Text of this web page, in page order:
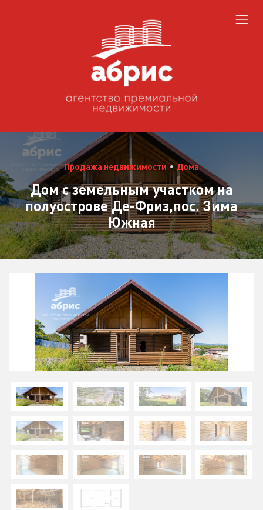
Продажа недвижимости•Дома
Дом с земельным участком на
полуострове Де-Фриз,пос. Зима
Южная